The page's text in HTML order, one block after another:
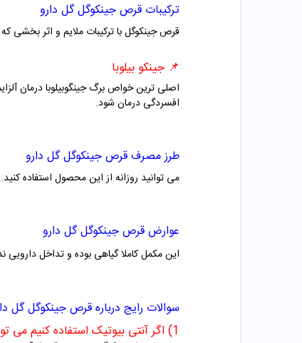
ترکیبات قرص جینکوگل گل دارو
قرص جینکوگل با ترکیبات ملایم و اثر بخشی
📌 جینکو بیلوبا
اصلی ترین خواص برگ جینگوبیلوبا درمان
افسردگی درمان شود.
طرز مصرفقرص جینکوگل گل دارو
می توانید روزانه از این محصول استفاده کنید. بزرگسالان می توانند در هر 8 ساعت
عوارضقرص جینکوگل گل دارو
این مکمل کاملا گیاهی بوده و تداخل
سوالات رایج دربارهقرص جینکوگل گل
1) اگر آنتی بیوتیک استفاده کنیم می توانیم از این محصول هم استفاده کنیم؟